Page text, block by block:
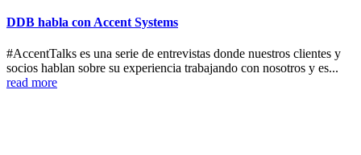
DDB habla con Accent Systems
#AccentTalks es una serie de entrevistas donde nuestros clientes y
socios hablan sobre su experiencia trabajando con nosotros y es...
read more